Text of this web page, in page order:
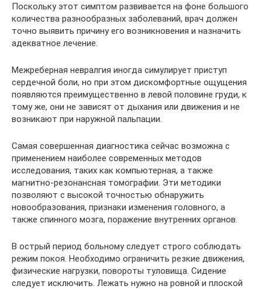
Поскольку этот симптом развивается на фоне большого
количества разнообразных заболеваний, врач должен
точно выявить причину его возникновения и назначить
адекватное лечение.
Межреберная невралгия иногда симулирует приступ
сердечной боли, но при этом дискомфортные ощущения
появляются преимущественно в левой половине груди, к
тому же, они не зависят от дыхания или движения и не
возникают при наружной пальпации.
Самая совершенная диагностика сейчас возможна с
применением наиболее современных методов
исследования, таких как компьютерная, а также
магнитно-резонансная томографии. Эти методики
позволяют с высокой точностью обнаружить
новообразования, признаки изменения головного, а
также спинного мозга, поражение внутренних органов.
В острый период больному следует строго соблюдать
режим покоя. Необходимо ограничить резкие движения,
физические нагрузки, повороты туловища. Сидение
следует исключить. Лежать нужно на ровной и плоской